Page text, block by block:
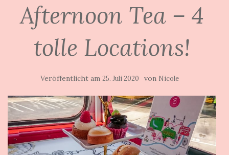
Afternoon Tea – 4
tolle Locations!
Veröffentlicht am 25. Juli 2020 von Nicole